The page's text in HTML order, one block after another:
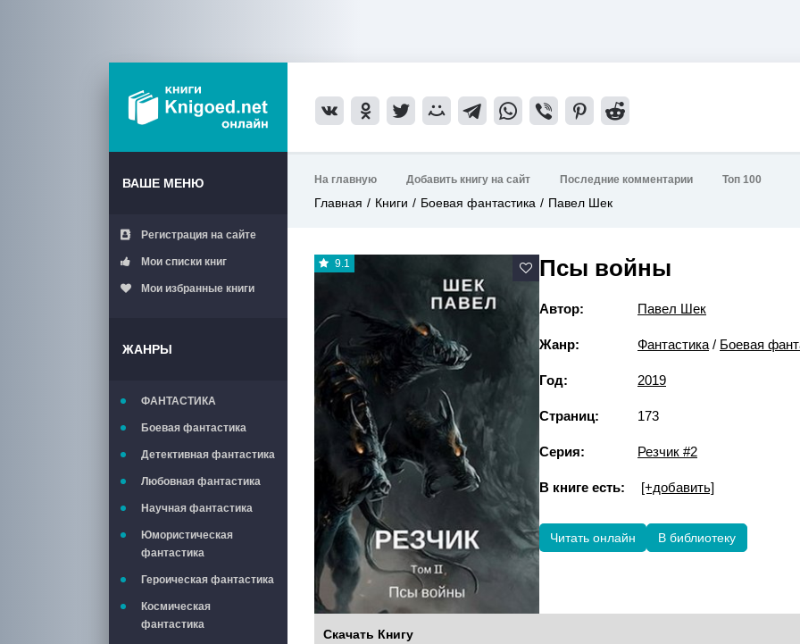
ВАШЕ МЕНЮ
Регистрация на сайте
Мои списки книг
Мои избранные книги
ЖАНРЫ
ФАНТАСТИКА
Боевая фантастика
Детективная фантастика
Любовная фантастика
Научная фантастика
Юмористическая
фантастика
Героическая фантастика
Космическая
фантастика
На главную Добавить книгу на сайт Последние комментарии Топ 100
Главная Книги Боевая фантастика Павел Шек
9.1 Псы войны
Автор: Павел Шек
Жанр: Фантастика / Боевая
Год: 2019
Страниц: 173
Серия: Резчик #2
В книге есть: [+добавить]
Читать онлайн В библиотеку
Скачать Книгу